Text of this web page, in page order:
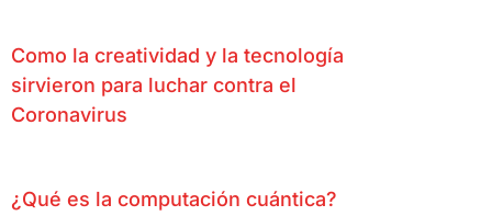
Como la creatividad y la tecnología
sirvieron para luchar contra el
Coronavirus
¿Qué es la computación cuántica?